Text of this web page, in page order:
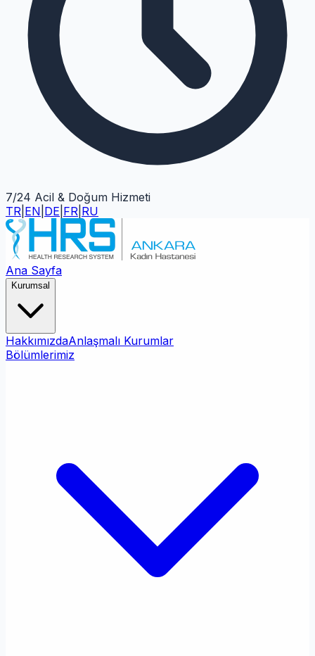
7/24 Acil & Doğum Hizmeti
TR EN DE FR RU
Ana Sayfa
Kurumsal
HakkımızdaAnlaşmalı Kurumlar
Bölümlerimiz